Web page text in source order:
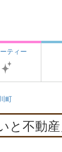
ティー
町
と不動産